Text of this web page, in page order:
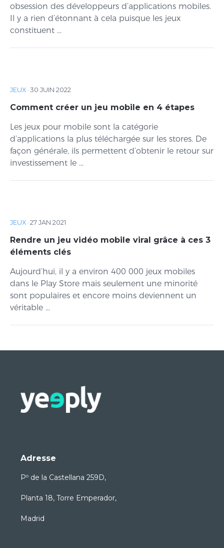
obsession des développeurs d’applications mobiles.
Il y a rien d’étonnant à cela puisque les jeux
constituent ...
JEUX ·30 JUIN 2022
Comment créer un jeu mobile en 4 étapes
Les jeux pour mobile sont la catégorie
d’applications la plus téléchargée sur les stores. De
façon générale, ils permettent d’obtenir le retour sur
investissement le ...
JEUX ·27 JAN 2021
Rendre un jeu vidéo mobile viral grâce à ces 3
éléments clés
Aujourd’hui, il y a environ 400 000 jeux mobiles
dans le Play Store mais seulement une minorité
sont populaires et encore moins deviennent un
véritable ...
Adresse
Pº de la Castellana 259D,
Planta 18, Torre Emperador,
Madrid